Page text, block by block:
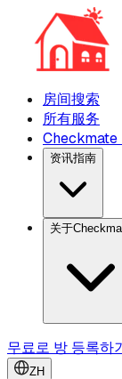
房间搜索
所有服务
资讯指南
关于
무료로 방 등록하
ZH